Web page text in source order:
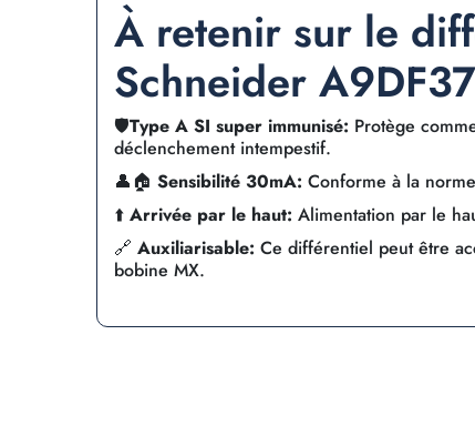
À retenir sur le
Schneider
🛡️Type A SI super immunisé: Protège
déclenchement intempestif.
👤🏠Sensibilité 30mA:Conforme à la
⬆️Arrivée par le haut:Alimentation par le
🔗Auxiliarisable:Ce différentiel peut être
bobine MX.